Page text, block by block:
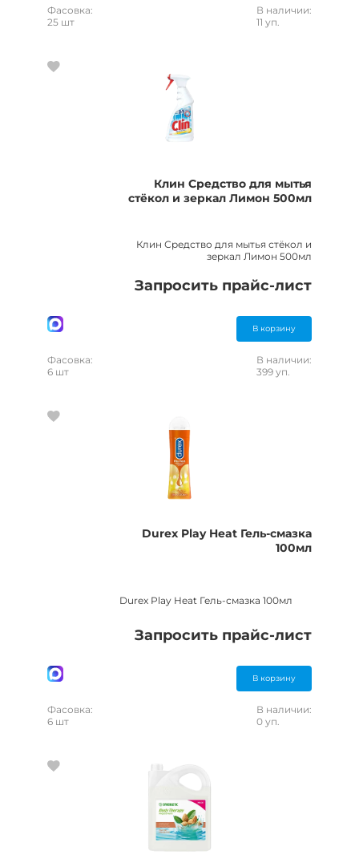
Фасовка:
25 шт
В наличии:
11 уп.
Клин Средство для мытья
стёкол и зеркал Лимон 500мл
Клин Средство для мытья стёкол и
зеркал Лимон 500мл
Запросить прайс-лист
В корзину
Фасовка:
6 шт
В наличии:
399 уп.
Durex Play Heat Гель-смазка
100мл
Durex Play Heat Гель-смазка 100мл
Запросить прайс-лист
В корзину
Фасовка:
6 шт
В наличии:
0 уп.